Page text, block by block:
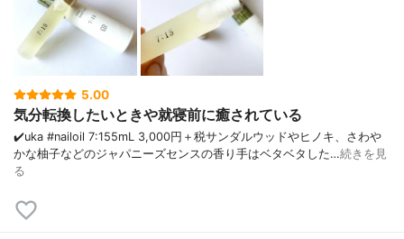
5.00
気分転換したいときや就寝前に癒されている
✔️uka #nailoil 7:15 5mL 3,000円＋税 サンダルウッドやヒノキ、さわや
かな柚子などのジャパニーズセンスの香り 手はベタベタした…続きを見
る